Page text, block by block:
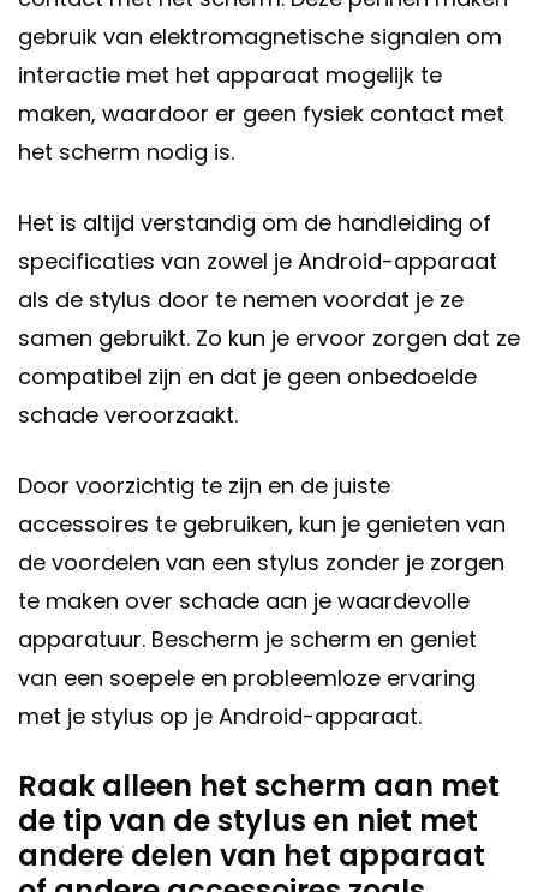
gebruik van elektromagnetische signalen om
interactie met het apparaat mogelijk te
maken, waardoor er geen fysiek contact met
het scherm nodig is.
Het is altijd verstandig om de handleiding of
specificaties van zowel je Android-apparaat
als de stylus door te nemen voordat je ze
samen gebruikt. Zo kun je ervoor zorgen dat ze
compatibel zijn en dat je geen onbedoelde
schade veroorzaakt.
Door voorzichtig te zijn en de juiste
accessoires te gebruiken, kun je genieten van
de voordelen van een stylus zonder je zorgen
te maken over schade aan je waardevolle
apparatuur. Bescherm je scherm en geniet
van een soepele en probleemloze ervaring
met je stylus op je Android-apparaat.
Raak alleen het scherm aan met
de tip van de stylus en niet met
andere delen van het apparaat